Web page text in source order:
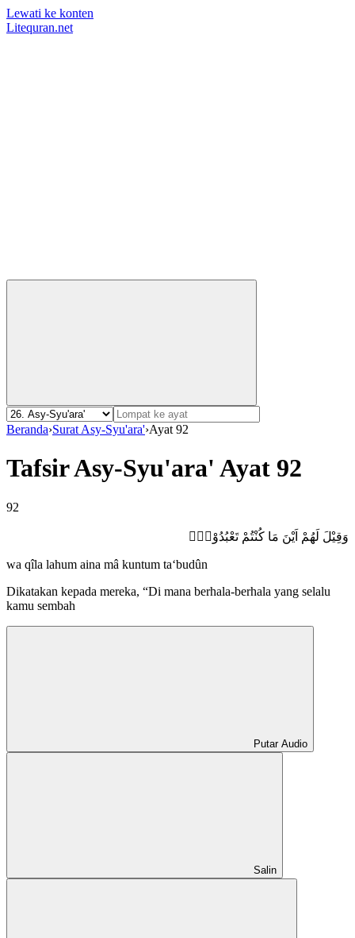
Lewati ke konten
Litequran.net
Beranda›Surat Asy-Syu'ara'›Ayat 92
Tafsir Asy-Syu'ara' Ayat 92
92
وَقِيْلَ لَهُمْ اَيْنَ مَا كُنْتُمْ تَعْبُدُوْنَۙ
wa qîla lahum aina mâ kuntum ta‘budûn
Dikatakan kepada mereka, “Di mana berhala-berhala yang selalu
kamu sembah
Putar Audio
Salin